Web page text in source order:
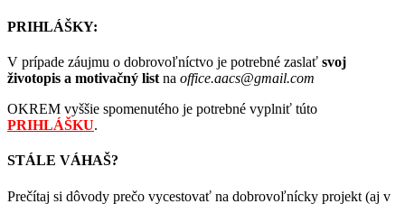
PRIHLÁŠKY:
V prípade záujmu o dobrovoľníctvo je potrebné zaslať svoj
životopis a motivačný list na office.aacs@gmail.com
OKREM vyššie spomenutého je potrebné vyplniť túto
PRIHLÁŠKU.
STÁLE VÁHAŠ?
Prečítaj si dôvody prečo vycestovať na dobrovoľnícky projekt (aj v